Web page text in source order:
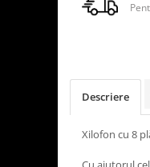
Descriere
Xilofon cu 8